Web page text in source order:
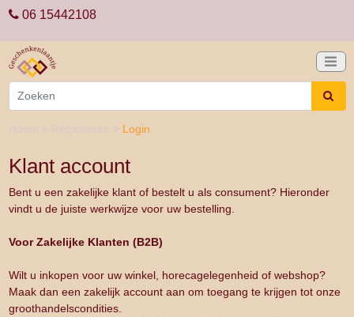
06 15442108
Login
Klant account
Bent u een zakelijke klant of bestelt u als consument? Hieronder
vindt u de juiste werkwijze voor uw bestelling.
Voor Zakelijke Klanten (B2B)
Wilt u inkopen voor uw winkel, horecagelegenheid of webshop?
Maak dan een zakelijk account aan om toegang te krijgen tot onze
groothandelscondities.